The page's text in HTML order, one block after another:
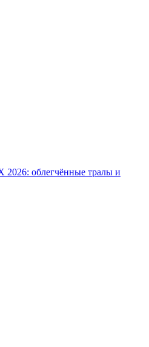
2026: облегчённые тралы и